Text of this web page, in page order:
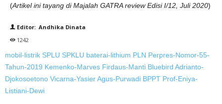
(Artikel ini tayang di Majalah GATRA review Edisi I/12, Juli 2020)
Editor: Andhika Dinata
1242
mobil-listrik SPLU SPKLU baterai-lithium PLN Perpres-Nomor-55-
Tahun-2019 Kemenko-Marves Firdaus-Manti Bluebird Adrianto-
Djokosoetono Vicarna-YasierAgus-Purwadi BPPT Prof-Eniya-
Listiani-Dewi